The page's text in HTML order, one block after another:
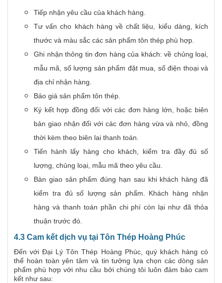
Tiếp nhận yêu cầu của khách hàng.
Tư vấn cho khách hàng về chất liệu, kiểu dáng, kích
thước và màu sắc các sản phẩm tôn thép phù hợp.
Ghi nhận thông tin đơn hàng của khách: về chủng loại,
mẫu mã, số lượng sản phẩm đặt mua, số điện thoại và
địa chỉ nhận hàng.
Báo giá sản phẩm tôn thép.
Ký kết hợp đồng đối với các đơn hàng lớn, hoặc biên
bản giao nhận đối với các đơn hàng vừa và nhỏ, đồng
thời kèm theo biên lai thanh toán.
Tiến hành lấy hàng cho khách, kiểm tra đầy đủ số
lượng, chủng loại, mẫu mã theo yêu cầu.
Bàn giao sản phẩm đúng hạn sau khi khách hàng đã
kiểm tra đủ số lượng sản phẩm. Khách hàng nhận
hàng và thanh toán phần chi phí còn lại như đã thỏa
thuận trước đó.
4.3 Cam kết dịch vụ tại Tôn Thép Hoàng Phúc
Đến với Đại Lý Tôn Thép Hoàng Phúc, quý khách hàng có
thể hoàn toàn yên tâm và tin tưởng lựa chọn các dòng sản
phẩm phù hợp với nhu cầu bởi chúng tôi luôn đảm bảo cam
kết như sau: